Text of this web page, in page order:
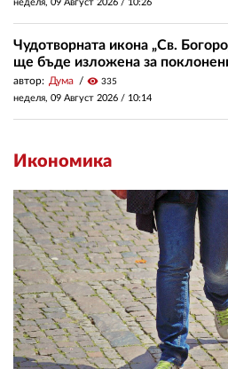
неделя, 09 Август 2026 / 10:26
Чудотворната икона „Св.
ще бъде изложена за
автор: Дума visibility 335
неделя, 09 Август 2026 / 10:14
Икономика